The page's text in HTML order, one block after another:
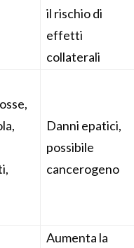
il rischio di
effetti
collaterali
Danni epatici,
possibile
cancerogeno
Aumenta la